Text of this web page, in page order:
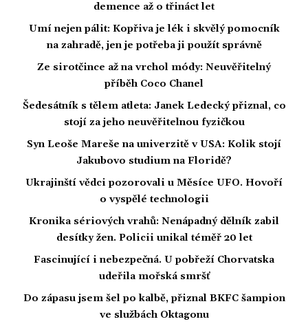
demence až o třináct let
Umí nejen pálit: Kopřiva je lék i skvělý pomocník
na zahradě, jen je potřeba ji použít správně
Ze sirotčince až na vrchol módy: Neuvěřitelný
příběh Coco Chanel
Šedesátník s tělem atleta: Janek Ledecký přiznal, co
stojí za jeho neuvěřitelnou fyzičkou
Syn Leoše Mareše na univerzitě v USA: Kolik stojí
Jakubovo studium na Floridě?
Ukrajinští vědci pozorovali u Měsíce UFO. Hovoří
o vyspělé technologii
Kronika sériových vrahů: Nenápadný dělník zabil
desítky žen. Policii unikal téměř 20 let
Fascinující i nebezpečná. U pobřeží Chorvatska
udeřila mořská smršť
Do zápasu jsem šel po kalbě, přiznal BKFC šampion
ve službách Oktagonu